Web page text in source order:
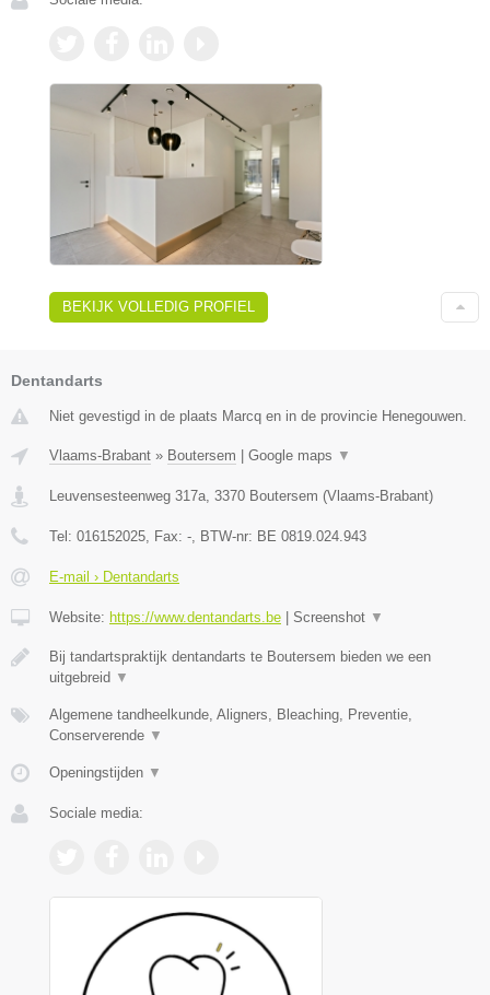
BEKIJK VOLLEDIG PROFIEL
Dentandarts
Niet gevestigd in de plaats Marcq en in de provincie Henegouwen.
Vlaams-Brabant » Boutersem | Google maps ▼
Leuvensesteenweg 317a 3370 Boutersem (Vlaams-Brabant)
Tel: 016152025 , Fax: - , BTW-nr: BE 0819.024.943
E-mail › Dentandarts
Website: https://www.dentandarts.be | Screenshot ▼
Bij tandartspraktijk dentandarts te Boutersem bieden we een
uitgebreid ▼
Algemene tandheelkunde, Aligners, Bleaching, Preventie,
Conserverende ▼
Openingstijden ▼
Sociale media: